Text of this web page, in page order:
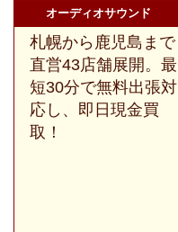
オーディオサウンド
札幌から鹿児島まで
直営43店舗展開。最
短30分で無料出張対
応し、即日現金買
取！